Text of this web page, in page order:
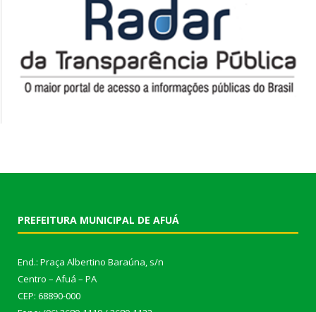
PREFEITURA MUNICIPAL DE AFUÁ
End.: Praça Albertino Baraúna, s/n
Centro – Afuá – PA
CEP: 68890-000